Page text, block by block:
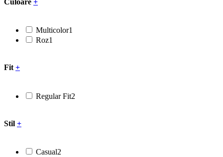
Multicolor1
Roz1
Fit +
Regular Fit2
Stil +
Casual2